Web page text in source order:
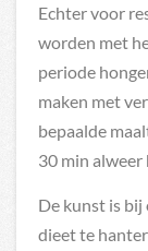
Echter voor
worden met
periode
maken met
bepaalde
30 min alweer
De kunst is bij
dieet te